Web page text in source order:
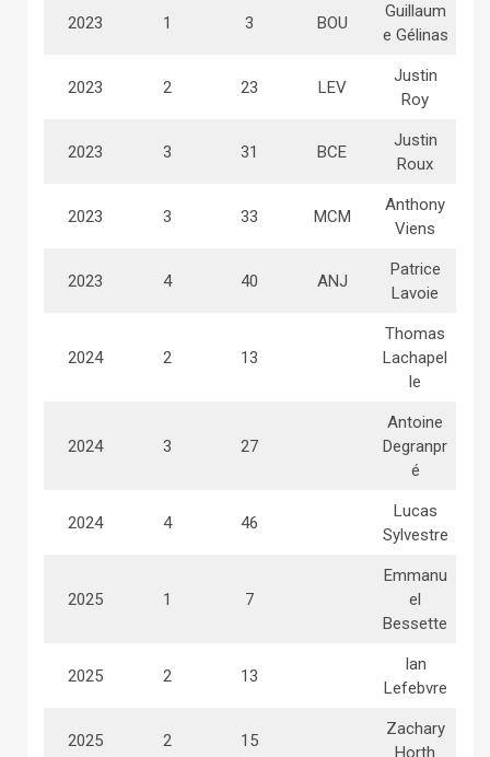
2023 1 3 BOU
Guillaum
e Gélinas
2023 2 23 LEV
Justin
Roy
2023 3 31 BCE
Justin
Roux
2023 3 33 MCM
Anthony
Viens
2023 4 40 ANJ
Patrice
Lavoie
2024 2 13
Thomas
Lachapel
le
2024 3 27
Antoine
Degranpr
é
2024 4 46
Lucas
Sylvestre
2025 1 7
Emmanu
el
Bessette
2025 2 13
Ian
Lefebvre
2025 2 15
Zachary
Horth